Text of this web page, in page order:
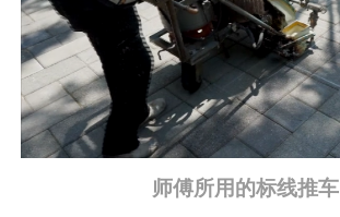
师傅所用的标线推车